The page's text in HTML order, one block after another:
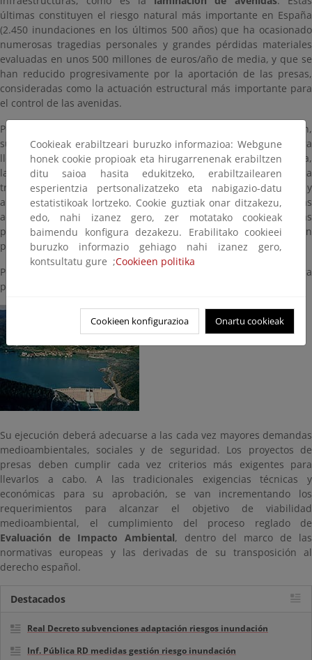
últimas constituyen el riesgo natural más importante en España
(2.450 inundaciones en los últimos 500 años) que ha ocasionado
numerosas tragedias personales y grandes pérdidas materiales
evaluadas en unos 500 millones de euros/año de media, y que se
han reducido progresivamente por la aportación de las presas,
consideradas como la actuación estructural más importante para
el control de las avenidas.
Pese a los innegables beneficios que las presas representan,
suelen existir cada vez más dificultades, a nivel mundial, para
llevar adelante los proyectos de estas infraestructuras. En España,
la satisfacción de las demandas de agua presentes y futuras, a
través de la planificación hidrológica es una obligación legal, y
aunque gran parte de las demandas de agua están cubiertas
actualmente con garantía suficiente, no lo están todas, y las
presas, junto con otras soluciones alternativas, deben jugar un
papel importante para alcanzar ese objetivo.
Por otra parte, las presas tienen una función primordial para
paliar los efectos del cambio climático.
Su ejecución deberá adecuarse a las cada vez mayores demandas
medioambientales, sociales y de seguridad. Los proyectos de
presas deben cumplir cada vez criterios más exigentes para
llevarlos a cabo. A las tradicionales exigencias técnicas y
económicas para su aprobación, se van incrementando los
requerimientos para alcanzar el objetivo de viabilidad
medioambiental, el cumplimiento del proceso reglado de
Evaluación de Impacto Ambiental, dentro del marco de las
normativas europeas y las derivadas de su transposición al
derecho español.
Destacados
Real Decreto subvenciones adaptación riesgos inundación
Inf. Pública RD medidas gestión riesgo inundación
Cookieak erabiltzeari buruzko informazioa: Webgune
honek cookie propioak eta hirugarrenenak erabiltzen
ditu saioa hasita edukitzeko, erabiltzailearen
esperientzia pertsonalizatzeko eta nabigazio-datu
estatistikoak lortzeko. Cookie guztiak onar ditzakezu,
edo, nahi izanez gero, zer motatako cookieak
baimendu konfigura dezakezu. Erabilitako cookieei
buruzko informazio gehiago nahi izanez gero,
kontsultatu gure ;Cookieen politika
Cookieen konfigurazioa Onartu cookieak